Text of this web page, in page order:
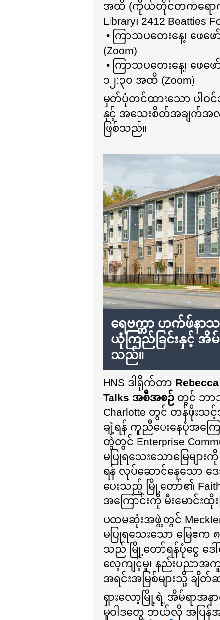
အထိ (ကိုယ်တိုင်တက်ရောက်နို
Library၊ 2412 Beatties
• ကြာသပတေးနေ့၊ ဖေဖ
(Zoom)
• ကြာသပတေးနေ့၊ ဖေဖ
၁၂:၃၀ အထိ (Zoom)
မှတ်ပုံတင်ထားသော ပါဝ
နှင့် အသေးစိတ်အချက်အ
ဖြစ်သည်။
ရေဗက္ကာ ဟက်ဖ်နာသ
ယုံကြည်ခြင်းနှင့် အိ
သည်။
HNS ဒါရိုက်တာ
Talks အစီအစဉ် တွင် ဘာ
Charlotte တွင် တန်ဖိုးသ
ချဲ့ရန် ကူညီပေးနေပုံအကြ
တွဲတွင် Enterprise
မပြုရသေးသောမြေများ
ရန် လုပ်ဆောင်နေသော ဒ
ပေးသည့် မြို့တော်၏ Faith
အကြောင်းကို မီးမောင်းထို
ပထမဆုံးအဖွဲ့တွင်
မပြုရသေးသော မြေဧက
သည် မြို့တော်ရန်ပုံငွေ ဒေါ်
လေ့ကျင့်မှု၊ နည်းပညာအ
အရင်းအမြစ်များသို့ ချိ
ရှားလော့မြို့ရဲ့ အိမ်ရာအန
မူဝါဒတွေ ဘယ်လို အပြ